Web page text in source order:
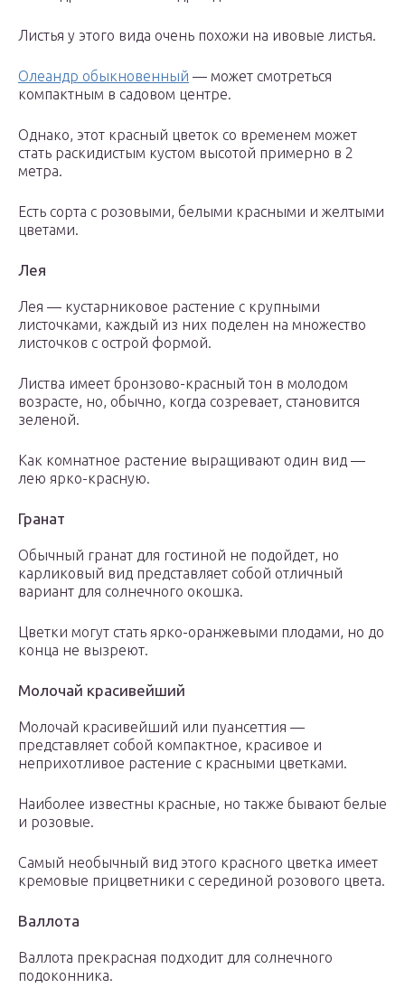
Листья у этого вида очень похожи на ивовые листья.
Олеандр обыкновенный — может смотреться
компактным в садовом центре.
Однако, этот красный цветок со временем может
стать раскидистым кустом высотой примерно в 2
метра.
Есть сорта с розовыми, белыми красными и желтыми
цветами.
Лея
Лея — кустарниковое растение с крупными
листочками, каждый из них поделен на множество
листочков с острой формой.
Листва имеет бронзово-красный тон в молодом
возрасте, но, обычно, когда созревает, становится
зеленой.
Как комнатное растение выращивают один вид —
лею ярко-красную.
Гранат
Обычный гранат для гостиной не подойдет, но
карликовый вид представляет собой отличный
вариант для солнечного окошка.
Цветки могут стать ярко-оранжевыми плодами, но до
конца не вызреют.
Молочай красивейший
Молочай красивейший или пуансеттия —
представляет собой компактное, красивое и
неприхотливое растение с красными цветками.
Наиболее известны красные, но также бывают белые
и розовые.
Самый необычный вид этого красного цветка имеет
кремовые прицветники с серединой розового цвета.
Валлота
Валлота прекрасная подходит для солнечного
подоконника.